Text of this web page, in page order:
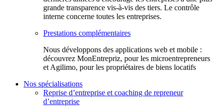
grande transparence vis-à-vis des tiers. Le contrôle
interne concerne toutes les entreprises.
Prestations complémentaires
Nous développons des applications web et mobile :
découvrez MonEntrepriz, pour les microentrepreneurs
et Agilimo, pour les propriétaires de biens locatifs
Nos spécialisations
Reprise d’entreprise et coaching de repreneur
d’entreprise